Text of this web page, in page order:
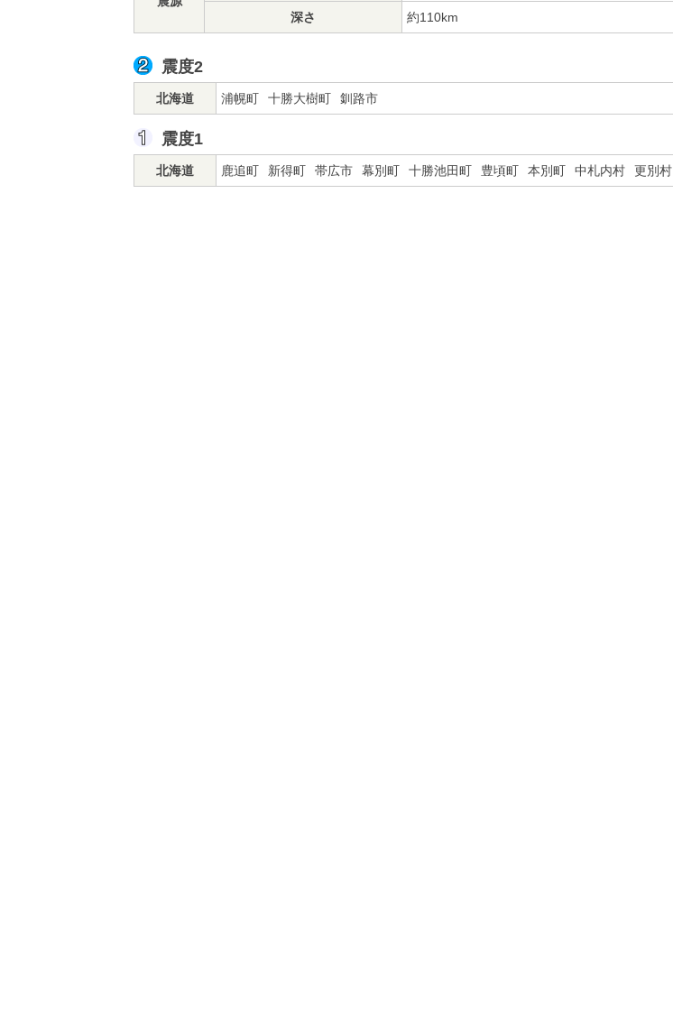
深さ
約110km
震度2
北海道 浦幌町 十勝大樹町 釧路市
震度1
北海道 鹿追町 新得町 帯広市 幕別町 十勝池田町 豊頃町 本別町 中札内村 更別村